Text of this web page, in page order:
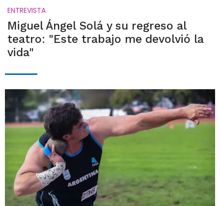
ENTREVISTA
Miguel Ángel Solá y su regreso al
teatro: "Este trabajo me devolvió la
vida"